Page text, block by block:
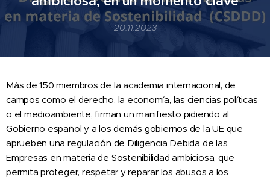
20.11.2023
Más de 150 miembros de la academia internacional, de
campos como el derecho, la economía, las ciencias políticas
o el medioambiente, firman un manifiesto pidiendo al
Gobierno español y a los demás gobiernos de la UE que
aprueben una regulación de Diligencia Debida de las
Empresas en materia de Sostenibilidad ambiciosa, que
permita proteger, respetar y reparar los abusos a los